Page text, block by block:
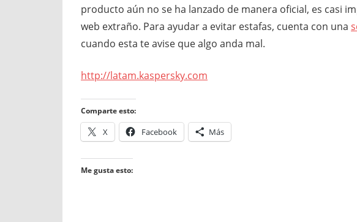
producto aún no se ha lanzado de manera oficial, es casi
web extraño. Para ayudar a evitar estafas, cuenta con una
cuando esta te avise que algo anda mal.
http://latam.kaspersky.com
Comparte esto:
X Facebook Más
Me gusta esto: